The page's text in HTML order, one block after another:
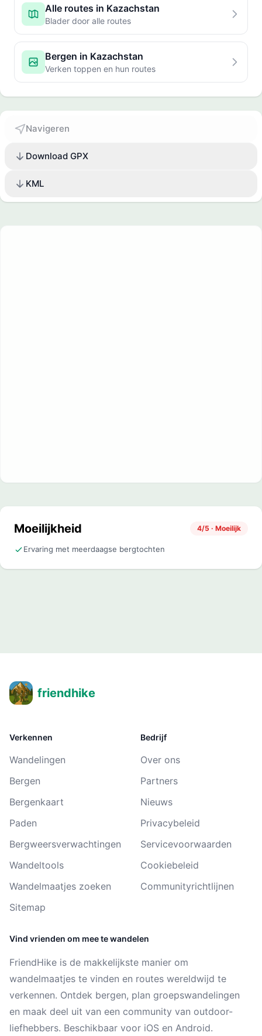
Alle routes in Kazachstan
Blader door alle routes
Bergen in Kazachstan
Verken toppen en hun routes
Navigeren
Download GPX
KML
Moeilijkheid 4/5 · Moeilijk
Ervaring met meerdaagse bergtochten
friendhike
Verkennen
Wandelingen
Bergen
Bergenkaart
Paden
Bergweersverwachtingen
Wandeltools
Wandelmaatjes zoeken
Sitemap
Bedrijf
Over ons
Partners
Nieuws
Privacybeleid
Servicevoorwaarden
Cookiebeleid
Communityrichtlijnen
Vind vrienden om mee te wandelen
FriendHike is de makkelijkste manier om
wandelmaatjes te vinden en routes wereldwijd te
verkennen. Ontdek bergen, plan groepswandelingen
en maak deel uit van een community van outdoor-
liefhebbers. Beschikbaar voor iOS en Android.